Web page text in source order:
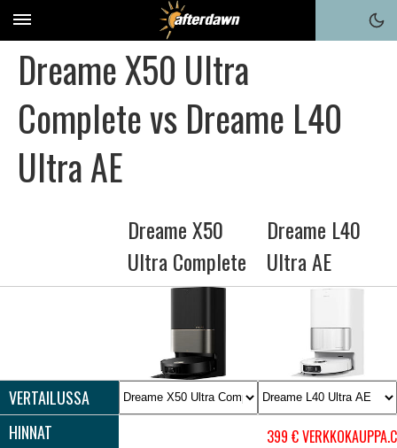
Dreame X50 Ultra
Complete vs Dreame L40
Ultra AE
Dreame X50
Ultra Complete
Dreame L40
Ultra AE
VERTAILUSSA
HINNAT
399 €